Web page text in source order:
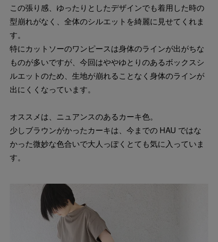
この張り感、ゆったりとしたデザインでも着用した時の
型崩れがなく、全体のシルエットを綺麗に見せてくれま
す。
特にカットソーのワンピースは身体のラインが出がちな
ものが多いですが、今回はややゆとりのあるボックスシ
ルエットのため、生地が崩れることなく身体のラインが
出にくくなっています。
オススメは、ニュアンスのあるカーキ色。
少しブラウンがかったカーキは、今までの HAU ではな
かった微妙な色合いで大人っぽくとても気に入っていま
す。